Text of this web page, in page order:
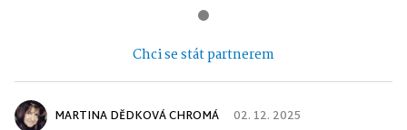
Chci se stát partnerem
MARTINA DĚDKOVÁ CHROMÁ 02. 12. 2025